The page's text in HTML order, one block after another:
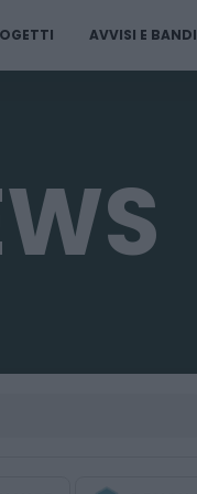
AVVISI E BANDI